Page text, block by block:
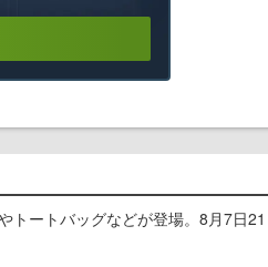
トートバッグなどが登場。8月7日21